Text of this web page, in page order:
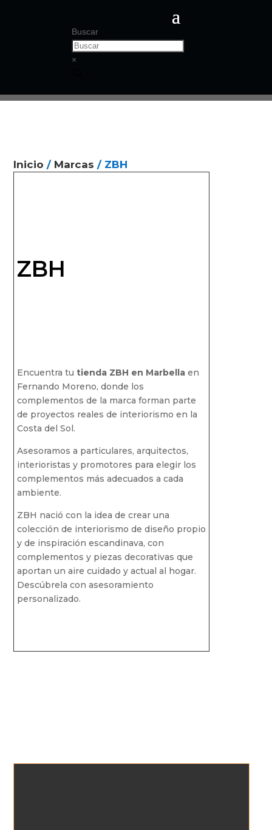
Buscar
×
Inicio / Marcas / ZBH
ZBH
Encuentra tu tienda ZBH en Marbellaen
Fernando Moreno, donde los
complementos de la marca forman parte
de proyectos reales de interiorismo en la
Costa del Sol.
Asesoramos a particulares, arquitectos,
interioristas y promotores para elegir los
complementos más adecuados a cada
ambiente.
ZBH nació con la idea de crear una
colección de interiorismo de diseño propio
y de inspiración escandinava, con
complementos y piezas decorativas que
aportan un aire cuidado y actual al hogar.
Descúbrela con asesoramiento
personalizado.